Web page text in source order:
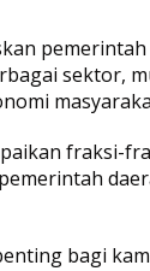
sektor,
fraksi-
bagi